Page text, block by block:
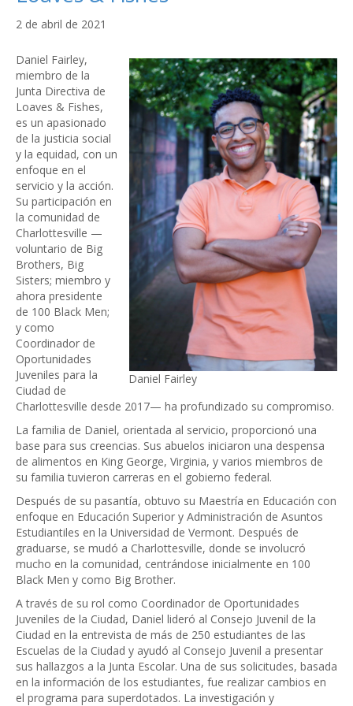
2 de abril de 2021
Daniel Fairley
Daniel Fairley,
miembro de la
Junta Directiva de
Loaves & Fishes,
es un apasionado
de la justicia social
y la equidad, con un
enfoque en el
servicio y la acción.
Su participación en
la comunidad de
Charlottesville —
voluntario de Big
Brothers, Big
Sisters; miembro y
ahora presidente
de 100 Black Men;
y como
Coordinador de
Oportunidades
Juveniles para la
Ciudad de
Charlottesville desde 2017— ha profundizado su compromiso.
La familia de Daniel, orientada al servicio, proporcionó una
base para sus creencias. Sus abuelos iniciaron una despensa
de alimentos en King George, Virginia, y varios miembros de
su familia tuvieron carreras en el gobierno federal.
Después de su pasantía, obtuvo su Maestría en Educación con
enfoque en Educación Superior y Administración de Asuntos
Estudiantiles en la Universidad de Vermont. Después de
graduarse, se mudó a Charlottesville, donde se involucró
mucho en la comunidad, centrándose inicialmente en 100
Black Men y como Big Brother.
A través de su rol como Coordinador de Oportunidades
Juveniles de la Ciudad, Daniel lideró al Consejo Juvenil de la
Ciudad en la entrevista de más de 250 estudiantes de las
Escuelas de la Ciudad y ayudó al Consejo Juvenil a presentar
sus hallazgos a la Junta Escolar. Una de sus solicitudes, basada
en la información de los estudiantes, fue realizar cambios en
el programa para superdotados. La investigación y